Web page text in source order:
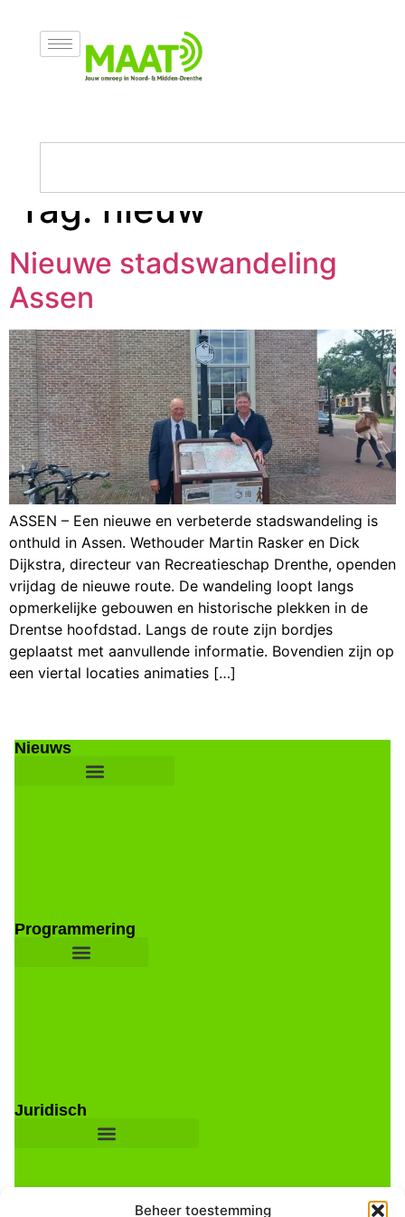
Beheer toestemming
Tag: nieuw
Nieuwe stadswandeling
Assen
ASSEN – Een nieuwe en verbeterde stadswandeling is
onthuld in Assen. Wethouder Martin Rasker en Dick
Dijkstra, directeur van Recreatieschap Drenthe, openden
vrijdag de nieuwe route. De wandeling loopt langs
opmerkelijke gebouwen en historische plekken in de
Drentse hoofdstad. Langs de route zijn bordjes
geplaatst met aanvullende informatie. Bovendien zijn op
een viertal locaties animaties […]
Nieuws
Programmering
Juridisch